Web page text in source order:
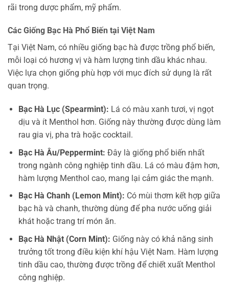
rãi trong dược phẩm, mỹ phẩm.
Các Giống Bạc Hà Phổ Biến tại Việt Nam
Tại Việt Nam, có nhiều giống bạc hà được trồng phổ biến,
mỗi loại có hương vị và hàm lượng tinh dầu khác nhau.
Việc lựa chọn giống phù hợp với mục đích sử dụng là rất
quan trọng.
Bạc Hà Lục (Spearmint): Lá có màu xanh tươi, vị ngọt
dịu và ít Menthol hơn. Giống này thường được dùng làm
rau gia vị, pha trà hoặc cocktail.
Bạc Hà Âu/Peppermint: Đây là giống phổ biến nhất
trong ngành công nghiệp tinh dầu. Lá có màu đậm hơn,
hàm lượng Menthol cao, mang lại cảm giác the mạnh.
Bạc Hà Chanh (Lemon Mint): Có mùi thơm kết hợp giữa
bạc hà và chanh, thường dùng để pha nước uống giải
khát hoặc trang trí món ăn.
Bạc Hà Nhật (Corn Mint): Giống này có khả năng sinh
trưởng tốt trong điều kiện khí hậu Việt Nam. Hàm lượng
tinh dầu cao, thường được trồng để chiết xuất Menthol
công nghiệp.